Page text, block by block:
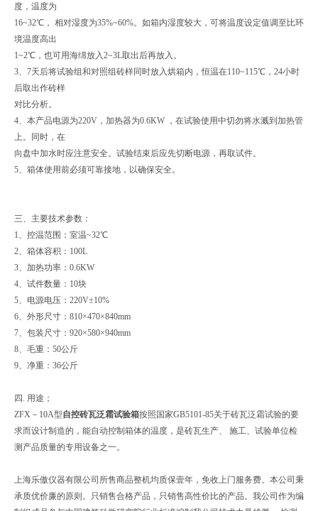
度，温度为
16~32℃， 相对湿度为35%~60%。如箱内湿度较大，可将温度设定值调至比环
境温度高出
1~2℃，也可用海绵放入2~3L取出后再放入。
3、7天后将试验组和对照组砖样同时放入烘箱内，恒温在110~115℃，24小时
后取出作砖样
对比分析。
4、本产品电源为220V，加热器为0.6KW ，在试验使用中切勿将水溅到加热管
上。同时，在
向盘中加水时应注意安全。试验结束后应先切断电源，再取试件。
5、箱体使用前必须可靠接地，以确保安全。
三、主要技术参数：
1、控温范围：室温~32℃
2、箱体容积：100L
3、加热功率：0.6KW
4、试件数量：10块
5、电源电压：220V±10%
6、外形尺寸：810×470×840mm
7、包装尺寸：920×580×940mm
8、毛重：50公斤
9、净重：36公斤
四. 用途；
ZFX－10A型自控砖瓦泛霜试验箱按照国家GB5101-85关于砖瓦泛霜试验的要
求而设计制造的，能自动控制箱体的温度，是砖瓦生产、 施工、试验单位检
测产品质量的专用设备之一。
上海乐傲仪器有限公司所售商品整机均质保壹年，免收上门服务费。本公司秉
承质优价廉的原则。只销售合格产品，只销售高性价比的产品。我公司作为编